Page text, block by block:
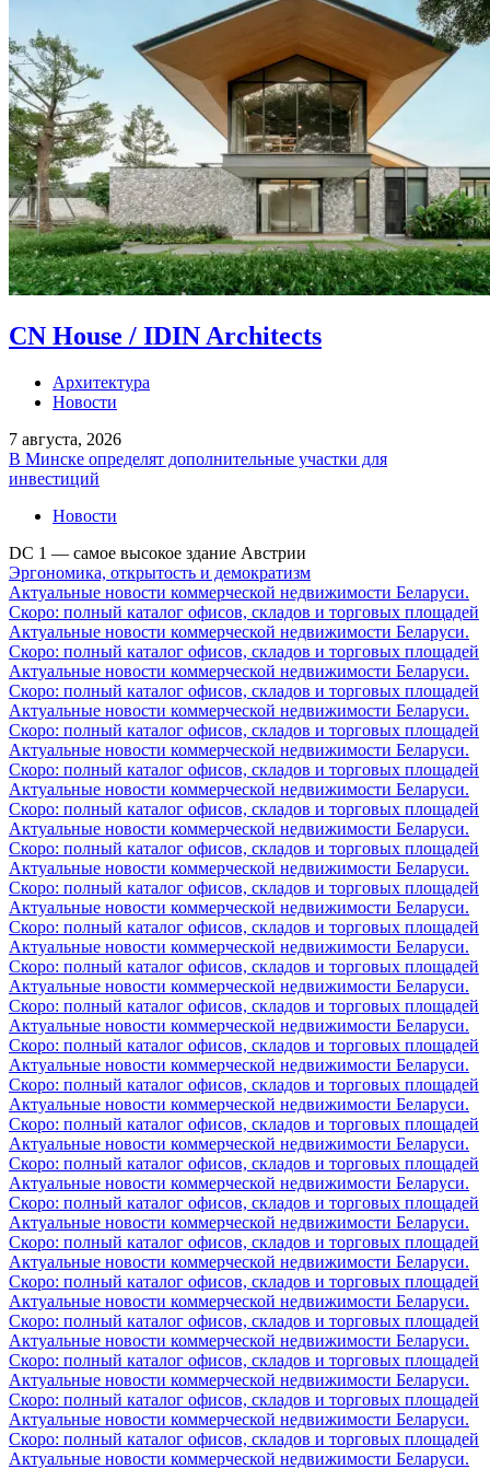
CN House / IDIN Architects
Архитектура
Новости
7 августа, 2026
В Минске определят дополнительные участки для
инвестиций
Новости
DC 1 — самое высокое здание Австрии
Эргономика, открытость и демократизм
Актуальные новости коммерческой недвижимости Беларуси.
Скоро: полный каталог офисов, складов и торговых площадей
Актуальные новости коммерческой недвижимости Беларуси.
Скоро: полный каталог офисов, складов и торговых площадей
Актуальные новости коммерческой недвижимости Беларуси.
Скоро: полный каталог офисов, складов и торговых площадей
Актуальные новости коммерческой недвижимости Беларуси.
Скоро: полный каталог офисов, складов и торговых площадей
Актуальные новости коммерческой недвижимости Беларуси.
Скоро: полный каталог офисов, складов и торговых площадей
Актуальные новости коммерческой недвижимости Беларуси.
Скоро: полный каталог офисов, складов и торговых площадей
Актуальные новости коммерческой недвижимости Беларуси.
Скоро: полный каталог офисов, складов и торговых площадей
Актуальные новости коммерческой недвижимости Беларуси.
Скоро: полный каталог офисов, складов и торговых площадей
Актуальные новости коммерческой недвижимости Беларуси.
Скоро: полный каталог офисов, складов и торговых площадей
Актуальные новости коммерческой недвижимости Беларуси.
Скоро: полный каталог офисов, складов и торговых площадей
Актуальные новости коммерческой недвижимости Беларуси.
Скоро: полный каталог офисов, складов и торговых площадей
Актуальные новости коммерческой недвижимости Беларуси.
Скоро: полный каталог офисов, складов и торговых площадей
Актуальные новости коммерческой недвижимости Беларуси.
Скоро: полный каталог офисов, складов и торговых площадей
Актуальные новости коммерческой недвижимости Беларуси.
Скоро: полный каталог офисов, складов и торговых площадей
Актуальные новости коммерческой недвижимости Беларуси.
Скоро: полный каталог офисов, складов и торговых площадей
Актуальные новости коммерческой недвижимости Беларуси.
Скоро: полный каталог офисов, складов и торговых площадей
Актуальные новости коммерческой недвижимости Беларуси.
Скоро: полный каталог офисов, складов и торговых площадей
Актуальные новости коммерческой недвижимости Беларуси.
Скоро: полный каталог офисов, складов и торговых площадей
Актуальные новости коммерческой недвижимости Беларуси.
Скоро: полный каталог офисов, складов и торговых площадей
Актуальные новости коммерческой недвижимости Беларуси.
Скоро: полный каталог офисов, складов и торговых площадей
Актуальные новости коммерческой недвижимости Беларуси.
Скоро: полный каталог офисов, складов и торговых площадей
Актуальные новости коммерческой недвижимости Беларуси.
Скоро: полный каталог офисов, складов и торговых площадей
Актуальные новости коммерческой недвижимости Беларуси.